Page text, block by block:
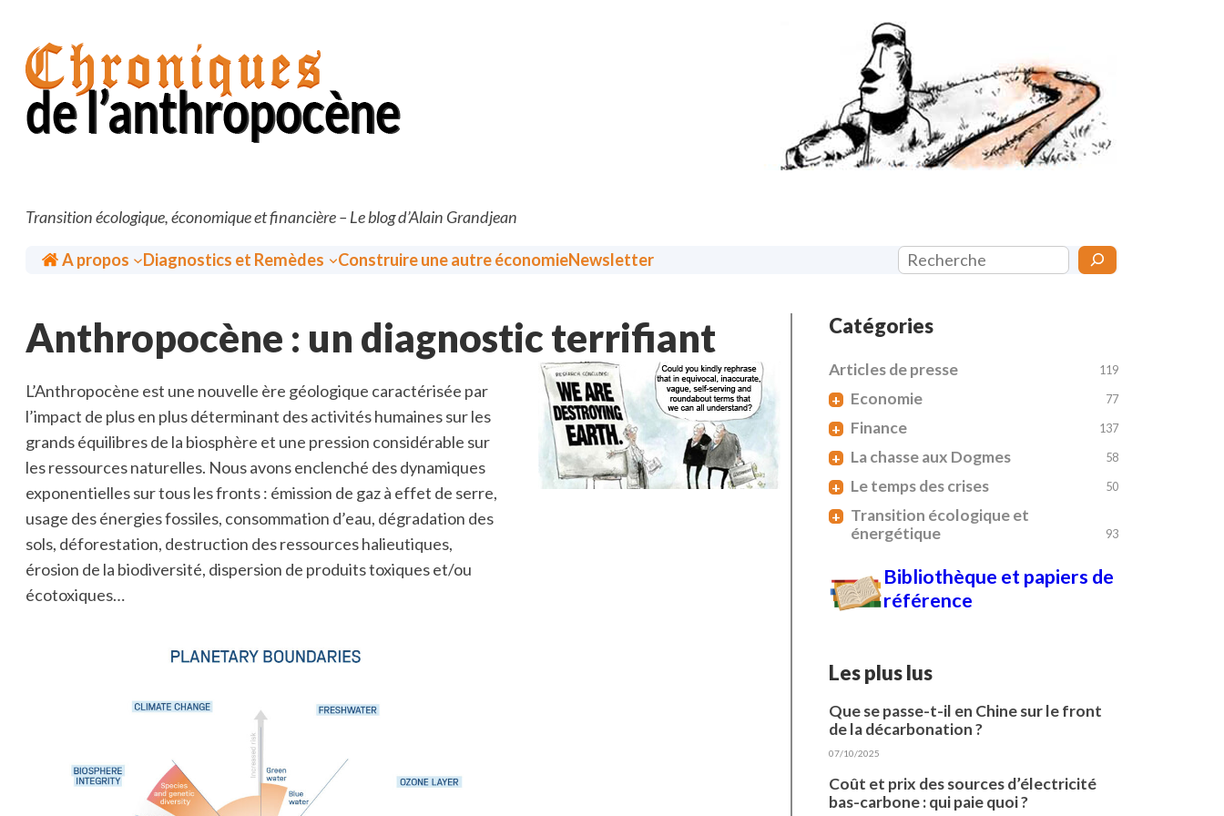
contenu
Transition écologique, économique et financière – Le blog d’Alain Grandjean
Accueil
A propos Diagnostics et Remèdes Construire une autre économieNewsletter Rechercher
Anthropocène : un diagnostic terrifiant
L’Anthropocène est une nouvelle ère géologique caractérisée par
l’impact de plus en plus déterminant des activités humaines sur les
grands équilibres de la biosphère et une pression considérable sur
les ressources naturelles. Nous avons enclenché des dynamiques
exponentielles sur tous les fronts : émission de gaz à effet de serre,
usage des énergies fossiles, consommation d’eau, dégradation des
sols, déforestation, destruction des ressources halieutiques,
érosion de la biodiversité, dispersion de produits toxiques et/ou
écotoxiques…
Catégories
Articles de presse 119
+ Economie 77
+ Finance 137
+ La chasse aux Dogmes 58
+ Le temps des crises 50
+
Transition écologique et
énergétique
93
Bibliothèque et papiers de
référence
Les plus lus
Que se passe-t-il en Chine sur le front
de la décarbonation ?
07/10/2025
Coût et prix des sources d’électricité
bas-carbone : qui paie quoi ?